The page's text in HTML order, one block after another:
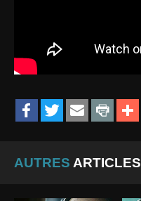
AUTRES ARTICLES